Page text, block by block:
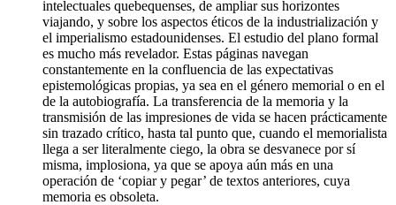
intelectuales quebequenses, de ampliar sus horizontes
viajando, y sobre los aspectos éticos de la industrialización y
el imperialismo estadounidenses. El estudio del plano formal
es mucho más revelador. Estas páginas navegan
constantemente en la confluencia de las expectativas
epistemológicas propias, ya sea en el género memorial o en el
de la autobiografía. La transferencia de la memoria y la
transmisión de las impresiones de vida se hacen prácticamente
sin trazado crítico, hasta tal punto que, cuando el memorialista
llega a ser literalmente ciego, la obra se desvanece por sí
misma, implosiona, ya que se apoya aún más en una
operación de ‘copiar y pegar’ de textos anteriores, cuya
memoria es obsoleta.